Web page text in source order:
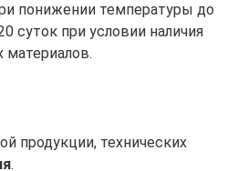
понижении температуры до
суток при условии наличия
материалов.
продукции, технических
.